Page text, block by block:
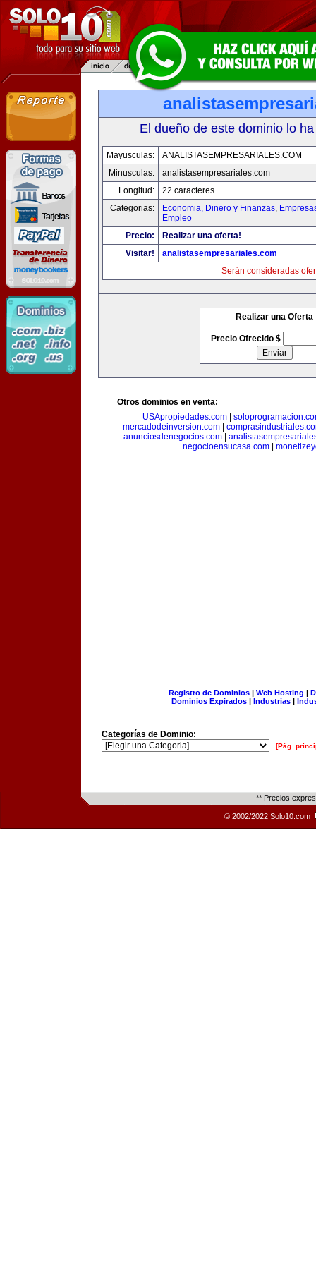
El dueño de este dominio lo
Mayusculas:
ANALISTASEMPRESARIALES.COM
Minusculas:
analistasempresariales.com
Longitud:
22 caracteres
Categorias:
Economia, Dinero y Finanzas,
Empleo
Precio:
Realizar una oferta!
Visitar!
analistasempresariales.com
Serán consideradas
Realizar una Oferta
Precio Ofrecido $
Otros dominios en venta:
USApropiedades.com
mercadodeinversion.com
anunciosdenegocios.com|
negocioensucasa.com|
Registro de Dominios| Web Hosting |
Dominios Expirados | Industrias |
Categorías de Dominio:
[Pág.
** Precios
© 2002/2022 Solo10.com